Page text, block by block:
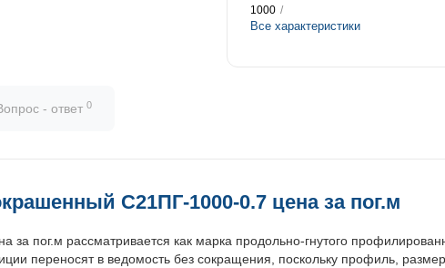
1000
Все характеристики
- ответ 0
С21ПГ-1000-0.7 цена за пог.м
пог.м рассматривается как марка продольно-гнутого
переносят в ведомость без сокращения, поскольку профиль,